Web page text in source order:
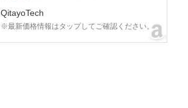
QitayoTech
※最新価格情報はタップしてご確認ください。